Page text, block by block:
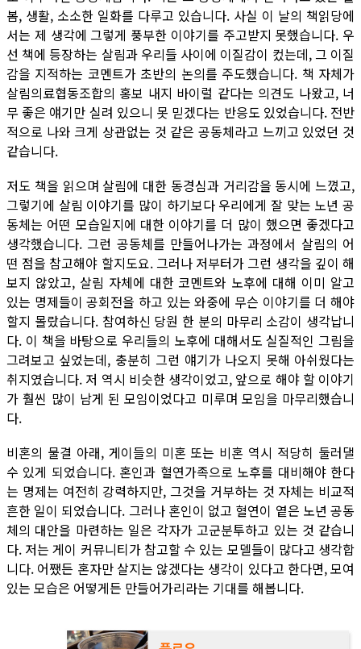
봄, 생활, 소소한 일화를 다루고 있습니다. 사실 이 날의 책읽당에
서는 제 생각에 그렇게 풍부한 이야기를 주고받지 못했습니다. 우
선 책에 등장하는 살림과 우리들 사이에 이질감이 컸는데, 그 이질
감을 지적하는 코멘트가 초반의 논의를 주도했습니다. 책 자체가
살림의료협동조합의 홍보 내지 바이럴 같다는 의견도 나왔고, 너
무 좋은 얘기만 실려 있으니 못 믿겠다는 반응도 있었습니다. 전반
적으로 나와 크게 상관없는 것 같은 공동체라고 느끼고 있었던 것
같습니다.
저도 책을 읽으며 살림에 대한 동경심과 거리감을 동시에 느꼈고,
그렇기에 살림 이야기를 많이 하기보다 우리에게 잘 맞는 노년 공
동체는 어떤 모습일지에 대한 이야기를 더 많이 했으면 좋겠다고
생각했습니다. 그런 공동체를 만들어나가는 과정에서 살림의 어
떤 점을 참고해야 할지도요. 그러나 저부터가 그런 생각을 깊이 해
보지 않았고, 살림 자체에 대한 코멘트와 노후에 대해 이미 알고
있는 명제들이 공회전을 하고 있는 와중에 무슨 이야기를 더 해야
할지 몰랐습니다. 참여하신 당원 한 분의 마무리 소감이 생각납니
다. 이 책을 바탕으로 우리들의 노후에 대해서도 실질적인 그림을
그려보고 싶었는데, 충분히 그런 얘기가 나오지 못해 아쉬웠다는
취지였습니다. 저 역시 비슷한 생각이었고, 앞으로 해야 할 이야기
가 훨씬 많이 남게 된 모임이었다고 미루며 모임을 마무리했습니
다.
비혼의 물결 아래, 게이들의 미혼 또는 비혼 역시 적당히 둘러댈
수 있게 되었습니다. 혼인과 혈연가족으로 노후를 대비해야 한다
는 명제는 여전히 강력하지만, 그것을 거부하는 것 자체는 비교적
흔한 일이 되었습니다. 그러나 혼인이 없고 혈연이 옅은 노년 공동
체의 대안을 마련하는 일은 각자가 고군분투하고 있는 것 같습니
다. 저는 게이 커뮤니티가 참고할 수 있는 모델들이 많다고 생각합
니다. 어쨌든 혼자만 살지는 않겠다는 생각이 있다고 한다면, 모여
있는 모습은 어떻게든 만들어가리라는 기대를 해봅니다.